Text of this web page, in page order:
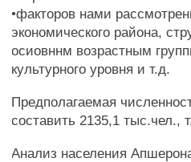
•факторов нами
экономического района,
осиовннм возрастным
культурного уровня и т.д.
Предполагаемая
составить 2135,1 тыс.чел.,
Анализ населения